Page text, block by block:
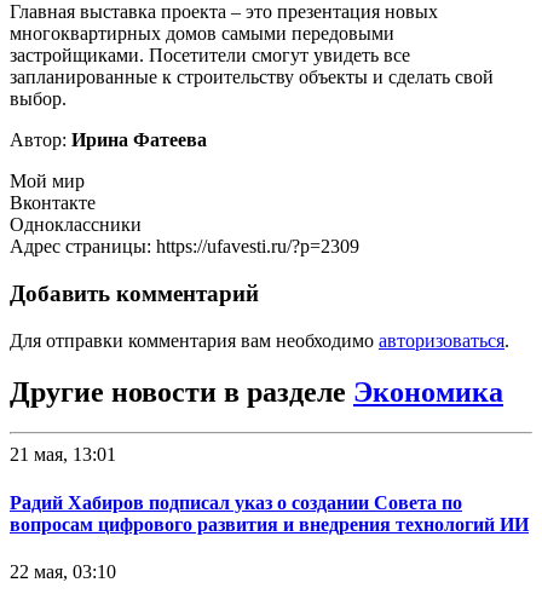
Главная выставка проекта – это презентация новых
многоквартирных домов самыми передовыми
застройщиками. Посетители смогут увидеть все
запланированные к строительству объекты и сделать свой
выбор.
Автор: Ирина Фатеева
Мой мир
Вконтакте
Одноклассники
Адрес страницы: https://ufavesti.ru/?p=2309
Добавить комментарий
Для отправки комментария вам необходимо авторизоваться.
Другие новости в разделе Экономика
21 мая, 13:01
Радий Хабиров подписал указ о создании Совета по
вопросам цифрового развития и внедрения технологий ИИ
22 мая, 03:10